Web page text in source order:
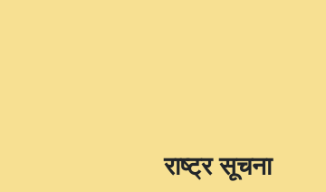
राष्ट्र सूचना